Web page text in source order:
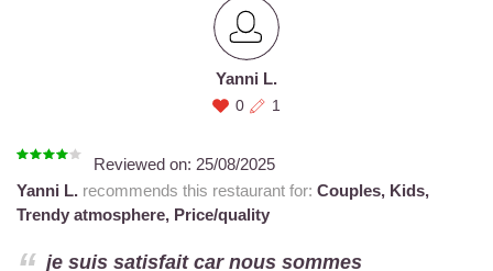
Yanni L.
0 1
Reviewed on: 25/08/2025
Yanni L. recommends this restaurant for: Couples, Kids,
Trendy atmosphere, Price/quality
je suis satisfait car nous sommes